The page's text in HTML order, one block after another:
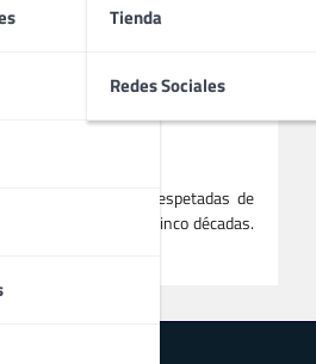
Tienda
Redes Sociales
Biografía, Cine y su
del Cine
las actrices más respetadas de
que abarca más de cinco décadas.